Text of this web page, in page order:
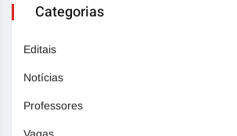
Categorias
Editais
Notícias
Professores
Vagas